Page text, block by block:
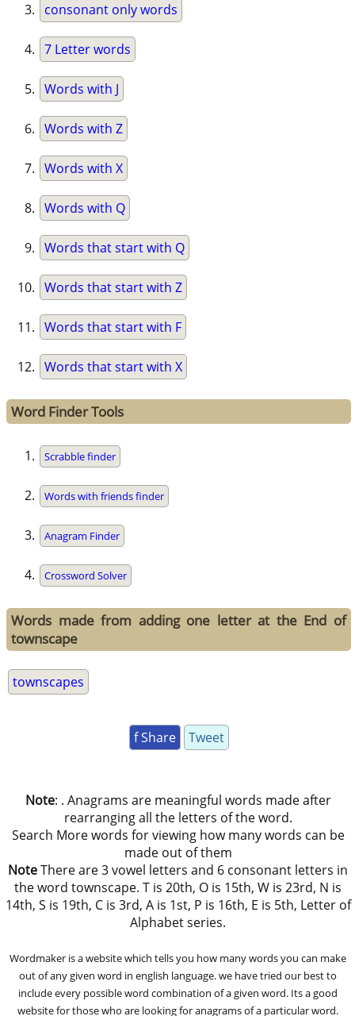
consonant only words
7 Letter words
Words with J
Words with Z
Words with X
Words with Q
Words that start with Q
Words that start with Z
Words that start with F
Words that start with X
Word Finder Tools
Scrabble finder
Words with friends finder
Anagram Finder
Crossword Solver
Words made from adding one letter at the End of
townscape
townscapes
f Share Tweet
Note: . Anagrams are meaningful words made after
rearranging all the letters of the word.
Search More words for viewing how many words can be
made out of them
NoteThere are 3 vowel letters and 6 consonant letters in
the word townscape. T is 20th, O is 15th, W is 23rd, N is
14th, S is 19th, C is 3rd, A is 1st, P is 16th, E is 5th, Letter of
Alphabet series.
Wordmaker is a website which tells you how many words you can make
out of any given word in english language. we have tried our best to
include every possible word combination of a given word. Its a good
website for those who are looking for anagrams of a particular word.